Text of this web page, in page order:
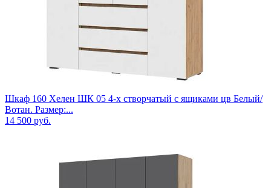
Шкаф 160 Хелен ШК 05 4-х створчатый с ящиками цв Белый/
Вотан. Размер:...
14 500 руб.